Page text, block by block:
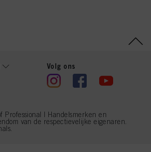
Volg ons
| Handelsmerken en
van de respectievelijke eigenaren.